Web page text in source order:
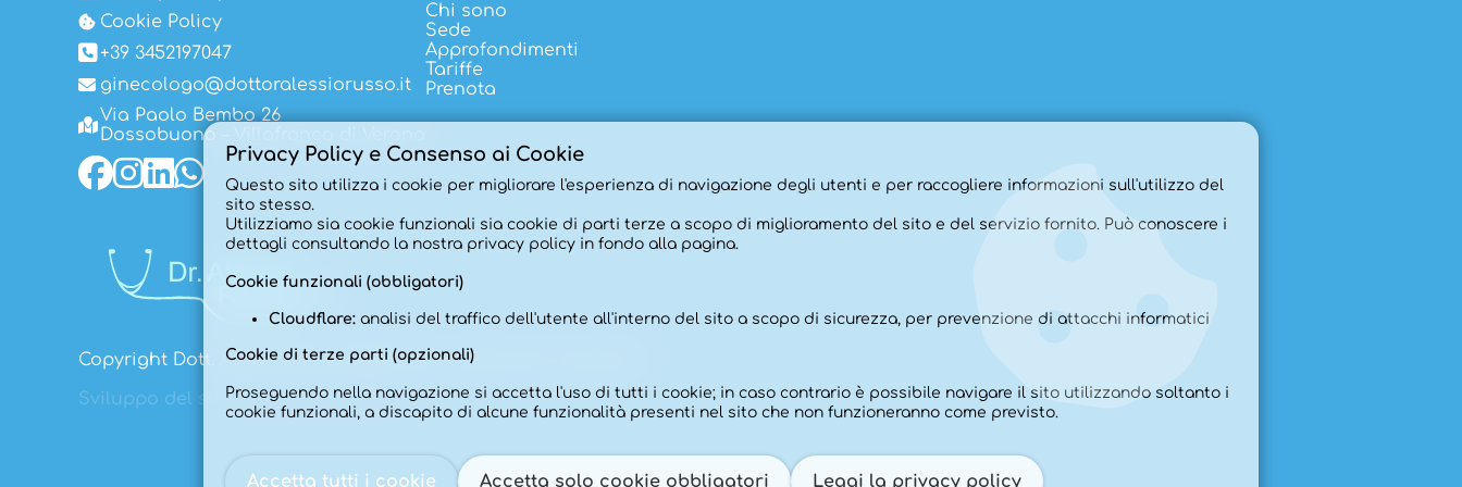
Privacy Policy e Consenso ai Cookie
Questo sito utilizza i cookie per migliorare l'esperienza di navigazione degli utenti e per raccogliere informazioni sull'utilizzo del
sito stesso.
Utilizziamo sia cookie funzionali sia cookie di parti terze a scopo di miglioramento del sito e del servizio fornito. Può conoscere i
dettagli consultando la nostra privacy policy in fondo alla pagina.
Cookie funzionali (obbligatori)
Cloudflare: analisi del traffico dell'utente all'interno del sito a scopo di sicurezza, per prevenzione di attacchi informatici
Cookie di terze parti (opzionali)
Proseguendo nella navigazione si accetta l'uso di tutti i cookie; in caso contrario è possibile navigare il sito utilizzando soltanto i
cookie funzionali, a discapito di alcune funzionalità presenti nel sito che non funzioneranno come previsto.
Accetta tutti i cookie Accetta solo cookie obbligatori Leggi la privacy policy
Cookie Policy
+39 3452197047
ginecologo@dottoralessiorusso.it
Via Paolo Bembo 26
Dossobuono – Villafranca di Verona
Chi sono
Sede
Approfondimenti
Tariffe
Prenota
Copyright Dott. Alessio Russo 2025. Tutti i diritti sono riservati.
Sviluppo del sito:simonefranco.net